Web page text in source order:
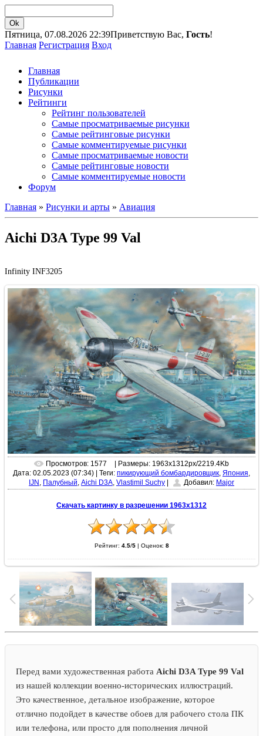
Пятница, 07.08.2026 22:39Приветствую Вас, Гость!
Главная Регистрация Вход
Главная
Публикации
Рисунки
Рейтинги
Рейтинг пользователей
Самые просматриваемые рисунки
Самые рейтинговые рисунки
Самые комментируемые рисунки
Самые просматриваемые новости
Самые рейтинговые новости
Самые комментируемые новости
Форум
Главная » Рисунки и арты » Авиация
Aichi D3A Type 99 Val
Infinity INF3205
Просмотров: 1577
| Размеры: 1963x1312px/2219.4Kb
Дата: 02.05.2023 (07:34) | Теги: пикирующий бомбардировщик, Япония,
IJN, Палубный, Aichi D3A, Vlastimil Suchy | Добавил: Major
Скачать картинку в разрешении 1963x1312
Рейтинг: 4.5/5| Оценок: 8
Перед вами художественная работа Aichi D3A Type 99 Val
из нашей коллекции военно-исторических иллюстраций.
Это качественное, детальное изображение, которое
отлично подойдет в качестве обоев для рабочего стола ПК
или телефона, или просто для пополнения личной